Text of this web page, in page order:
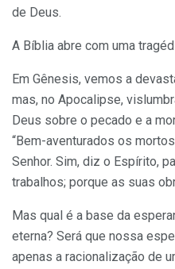
de Deus.
A Bíblia abre com uma
Em Gênesis, vemos a
mas, no Apocalipse,
Deus sobre o pecado e a
“Bem-aventurados os
Senhor. Sim, diz o Espírito,
trabalhos; porque as suas
Mas qual é a base da
eterna? Será que nossa
apenas a racionalização de